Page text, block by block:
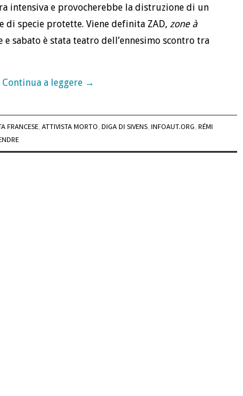
intensiva e provocherebbe la distruzione di un
di specie protette. Viene definita ZAD, zone à
e sabato è stata teatro dell’ennesimo scontro tra
Continua a leggere →
FRANCESE,ATTIVISTA MORTO,DIGA DI SIVENS,INFOAUT.ORG,RÉMI